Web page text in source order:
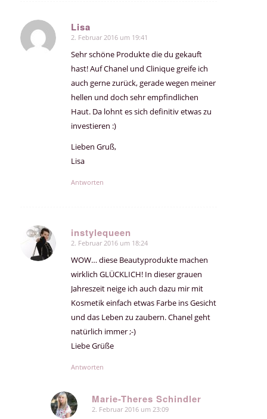
Lisa
sagte:
2. Februar 2016 um 19:41
Sehr schöne Produkte die du gekauft
hast! Auf Chanel und Clinique greife ich
auch gerne zurück, gerade wegen meiner
hellen und doch sehr empfindlichen
Haut. Da lohnt es sich definitiv etwas zu
investieren :)
Lieben Gruß,
Lisa
Antworten
instylequeen
sagte:
2. Februar 2016 um 18:24
WOW… diese Beautyprodukte machen
wirklich GLÜCKLICH! In dieser grauen
Jahreszeit neige ich auch dazu mir mit
Kosmetik einfach etwas Farbe ins Gesicht
und das Leben zu zaubern. Chanel geht
natürlich immer ;-)
Liebe Grüße
Antworten
Marie-Theres Schindler
sagte:
2. Februar 2016 um 23:09